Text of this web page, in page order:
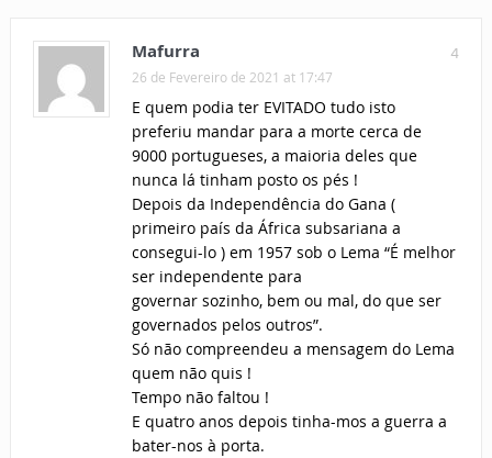
4
Mafurra
26 de Fevereiro de 2021 at 17:47
E quem podia ter EVITADO tudo isto
preferiu mandar para a morte cerca de
9000 portugueses, a maioria deles que
nunca lá tinham posto os pés !
Depois da Independência do Gana (
primeiro país da África subsariana a
consegui-lo ) em 1957 sob o Lema “É melhor
ser independente para
governar sozinho, bem ou mal, do que ser
governados pelos outros”.
Só não compreendeu a mensagem do Lema
quem não quis !
Tempo não faltou !
E quatro anos depois tinha-mos a guerra a
bater-nos à porta.